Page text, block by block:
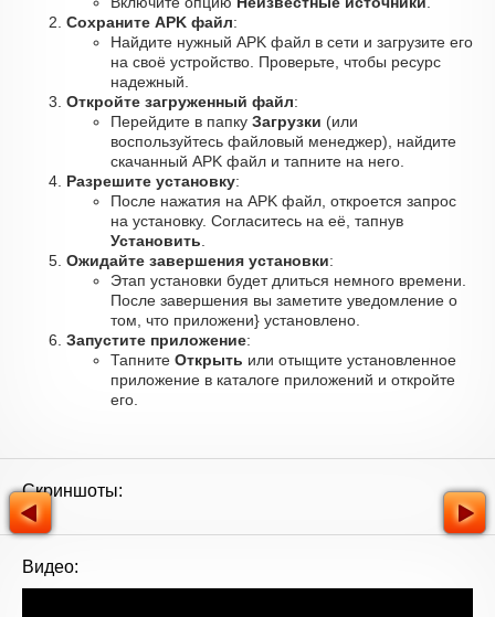
Сохраните APK файл:
Найдите нужный APK файл в сети и загрузите его
на своё устройство. Проверьте, чтобы ресурс
надежный.
Откройте загруженный файл:
Перейдите в папку Загрузки (или
воспользуйтесь файловый менеджер), найдите
скачанный APK файл и тапните на него.
Разрешите установку:
После нажатия на APK файл, откроется запрос
на установку. Согласитесь на её, тапнув
Установить
Ожидайте завершения установки:
Этап установки будет длиться немного времени.
После завершения вы заметите уведомление о
том, что приложени} установлено.
Запустите приложение:
Тапните Открыть или отыщите установленное
приложение в каталоге приложений и откройте
его.
Скриншоты:
Видео: